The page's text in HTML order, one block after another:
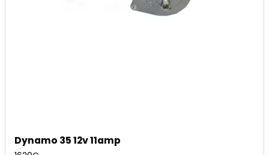
Dynamo 35 12v 11amp